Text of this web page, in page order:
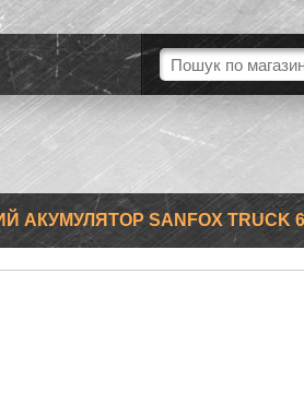
АКУМУЛЯТОР SANFOX TRUCK